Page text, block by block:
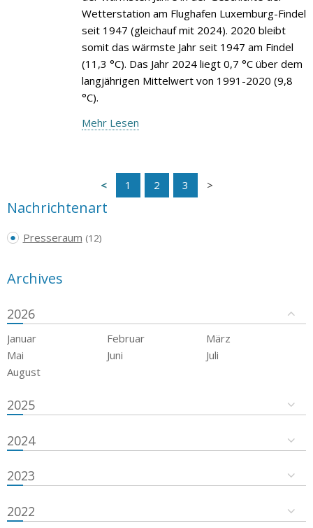
Wetterstation am Flughafen Luxemburg-Findel
seit 1947 (gleichauf mit 2024). 2020 bleibt
somit das wärmste Jahr seit 1947 am Findel
(11,3 °C). Das Jahr 2024 liegt 0,7 °C über dem
langjährigen Mittelwert von 1991-2020 (9,8
°C).
Mehr Lesen
1 2 3
Nachrichtenart
Presseraum (12)
Archives
2026
Januar Februar
März
Mai
Juni
Juli
August
2025
2024
2023
2022